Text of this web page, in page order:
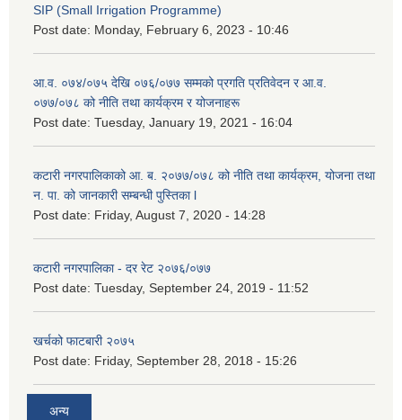
SIP (Small Irrigation Programme)
Post date: Monday, February 6, 2023 - 10:46
आ.व. ०७४/०७५ देखि ०७६/०७७ सम्मको प्रगति प्रतिवेदन र आ.व.
०७७/०७८ को नीति तथा कार्यक्रम र योजनाहरू
Post date: Tuesday, January 19, 2021 - 16:04
कटारी नगरपालिकाको आ. ब. २०७७/०७८ को नीति तथा कार्यक्रम, योजना तथा
न. पा. को जानकारी सम्बन्धी पुस्तिका l
Post date: Friday, August 7, 2020 - 14:28
कटारी नगरपालिका - दर रेट २०७६/०७७
Post date: Tuesday, September 24, 2019 - 11:52
खर्चको फाटबारी २०७५
Post date: Friday, September 28, 2018 - 15:26
अन्य